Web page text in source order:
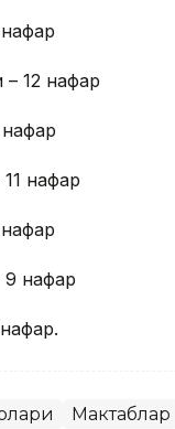
12 нафар
нафар
9 нафар
Мактаблар